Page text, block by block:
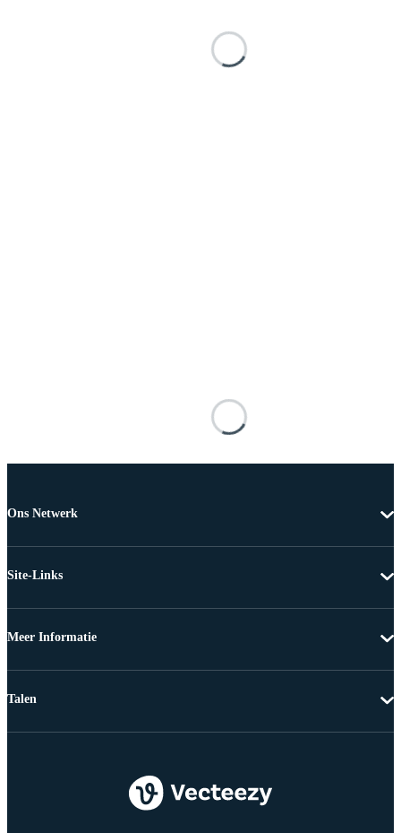
Ons Netwerk
Site-Links
Meer Informatie
Talen